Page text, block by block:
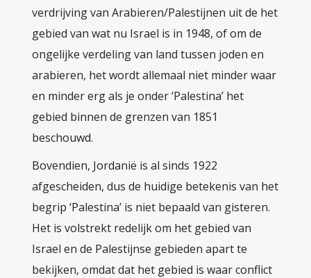
verdrijving van Arabieren/Palestijnen uit de het
gebied van wat nu Israel is in 1948, of om de
ongelijke verdeling van land tussen joden en
arabieren, het wordt allemaal niet minder waar
en minder erg als je onder ‘Palestina’ het
gebied binnen de grenzen van 1851
beschouwd.
Bovendien, Jordanië is al sinds 1922
afgescheiden, dus de huidige betekenis van het
begrip ‘Palestina’ is niet bepaald van gisteren.
Het is volstrekt redelijk om het gebied van
Israel en de Palestijnse gebieden apart te
bekijken, omdat dat het gebied is waar conflict